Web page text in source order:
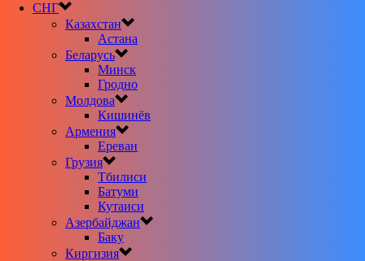
СНГ
Казахстан
Астана
Беларусь
Минск
Гродно
Молдова
Кишинёв
Армения
Ереван
Грузия
Тбилиси
Батуми
Кутаиси
Азербайджан
Баку
Киргизия